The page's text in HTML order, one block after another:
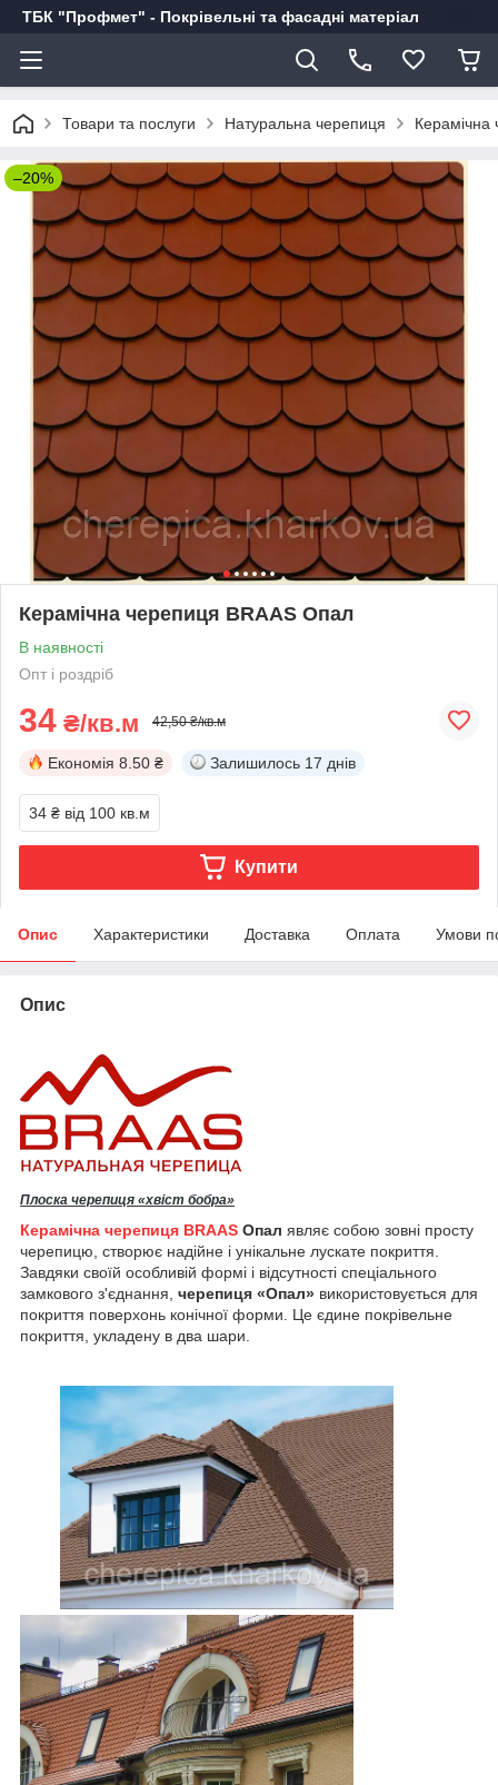
ТБК "Профмет" - Покрівельні та фасадні матеріал
Товари та послуги Натуральна черепиця Керамічна
–20%
Керамічна черепиця BRAAS Опал
В наявності
Опт і роздріб
34 ₴/кв.м 42,50 ₴/кв.м
Економія 8.50 ₴ Залишилось 17 днів
34 ₴ від 100 кв.м
Купити
Опис Характеристики Доставка Оплата Умови
Опис
Плоска черепиця «хвіст бобра»
Керамічна черепиця BRAAS Опал являє собою зовні просту
черепицю, створює надійне і унікальне лускате покриття.
Завдяки своїй особливій формі і відсутності спеціального
замкового з'єднання, черепиця «Опал» використовується для
покриття поверхонь конічної форми. Це єдине покрівельне
покриття, укладену в два шари.